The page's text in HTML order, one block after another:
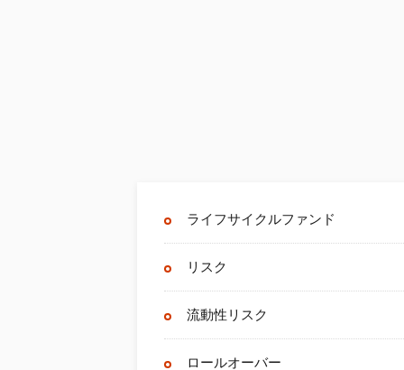
ライフサイクルファンド
リスク
流動性リスク
ロールオーバー